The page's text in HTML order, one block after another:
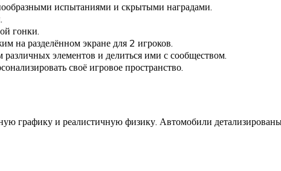
испытаниями и скрытыми наградами.
гонки.
на разделённом экране для 2 игроков.
различных элементов и делиться ими с сообществом.
своё игровое пространство.
графику и реалистичную физику. Автомобили